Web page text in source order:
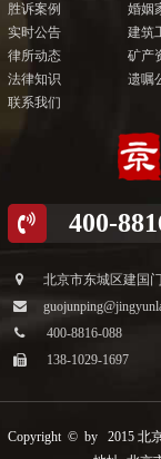
胜诉案例
实时公告
律所动态
法律知识
联系我们
婚姻
建筑
矿产
遗嘱
400-
北京市东城区建国
400-8816-088
138-1029-1697
Copyright © by 2015 北